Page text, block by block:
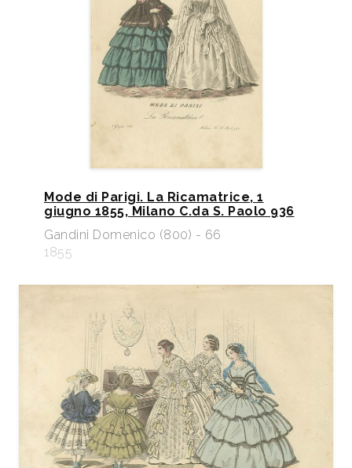
Mode di Parigi. La Ricamatrice, 1
giugno 1855, Milano C.da S. Paolo 936
Gandini Domenico (800) - 66
1855